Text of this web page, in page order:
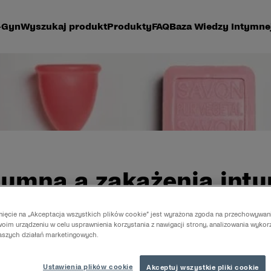
Wyszukaj produktProduktyFAQBaza Wiedzy
a zakażenia
pochwowe to bakteryjne zakażenie pochwy i
kandydoza).
na „Akceptacja wszystkich plików cookie” jest wyrażona zgoda na
urządzeniu w celu usprawnienia korzystania z nawigacji strony, analizowania
działań marketingowych.
Akceptuj wszystkie pliki cookie
Ustawienia plików cookie